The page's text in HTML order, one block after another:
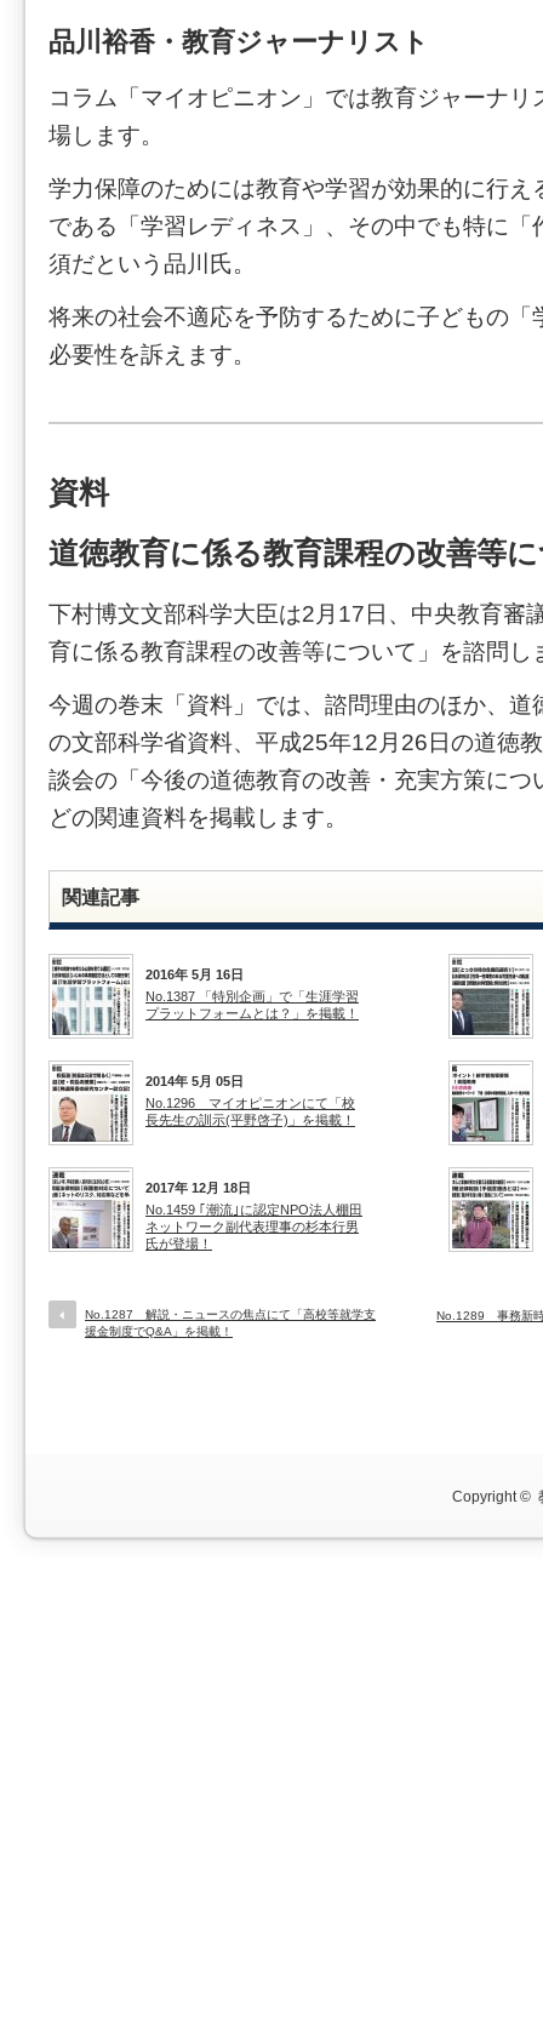
品川裕香・教育ジャーナリスト
コラム「マイオピニオン」では教育ジャーナリ
場します。
学力保障のためには教育や学習が効果的に行え
である「学習レディネス」、その中でも特に「
須だという品川氏。
将来の社会不適応を予防するために子どもの「
必要性を訴えます。
資料
道徳教育に係る教育課程の改善等
下村博文文部科学大臣は2月17日、中央教育審
育に係る教育課程の改善等について」を諮問し
今週の巻末「資料」では、諮問理由のほか、道
の文部科学省資料、平成25年12月26日の道徳
談会の「今後の道徳教育の改善・充実方策につ
どの関連資料を掲載します。
関連記事
2016年 5月 16日
No.1387 「特別企画」で「生涯学習
プラットフォームとは？」を掲載！
2014年 5月 05日
No.1296 マイオピニオンにて「校
長先生の訓示(平野啓子)」を掲載！
2017年 12月 18日
No.1459 ｢潮流｣に認定NPO法人棚田
ネットワーク副代表理事の杉本行男
氏が登場！
No.1287 解説・ニュースの焦点にて「高校等就学支
援金制度でQ&A」を掲載！
No.1289 事務新時
Copyright ©